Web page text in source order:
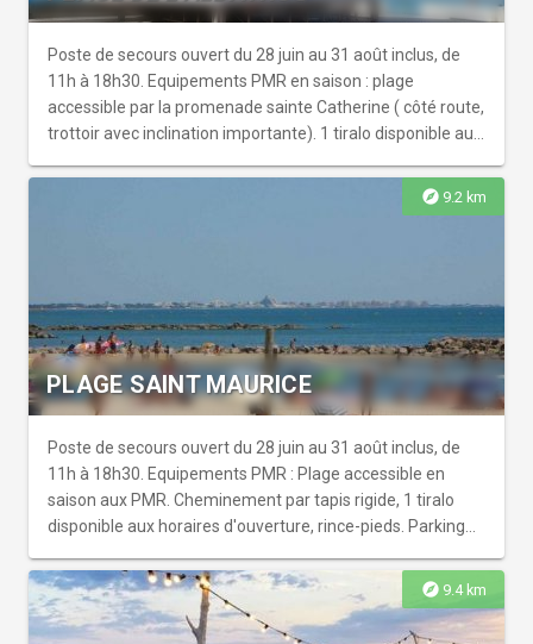
Poste de secours ouvert du 28 juin au 31 août inclus, de
11h à 18h30. Equipements PMR en saison : plage
accessible par la promenade sainte Catherine ( côté route,
trottoir avec inclination importante). 1 tiralo disponible aux
explore 9.2 km
PLAGE SAINT MAURICE
Poste de secours ouvert du 28 juin au 31 août inclus, de
11h à 18h30. Equipements PMR : Plage accessible en
saison aux PMR. Cheminement par tapis rigide, 1 tiralo
disponible aux horaires d'ouverture, rince-pieds. Parking
explore 9.4 km